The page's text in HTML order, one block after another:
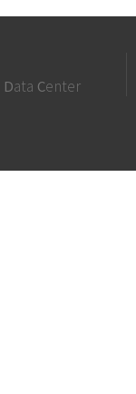
Data Center